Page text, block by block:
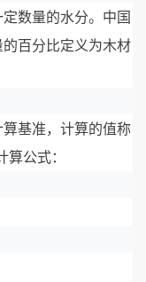
数量的水分。中国
百分比定义为木材
基准，计算的值称
公式：